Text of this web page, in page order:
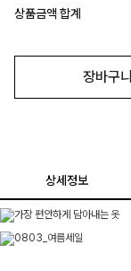
상품금액 합계
장바구니
상세정보